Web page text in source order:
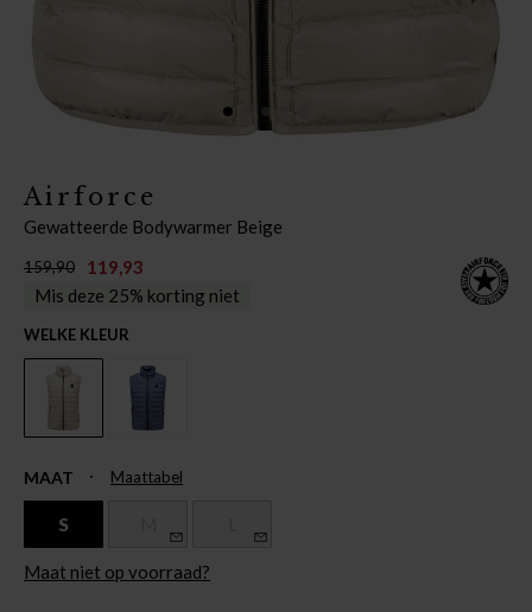
Airforce
Gewatteerde Bodywarmer Beige
159,90
119,93
Mis deze 25% korting niet
WELKE KLEUR
MAAT Maattabel
S
Maat niet op voorraad?